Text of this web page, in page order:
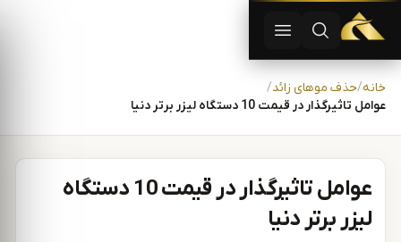
پرش به محتوا
دستگاه لیزر موهای زاید | دستگاه لاغری | آفرودیت لیزر —
باز کردن جستجو
باز کردن منو
خانه حذف موهای زائد
عوامل تاثیرگذار در قیمت 10 دستگاه لیزر برتر دنیا
عوامل تاثیرگذار در قیمت 10 دستگاه
لیزر برتر دنیا